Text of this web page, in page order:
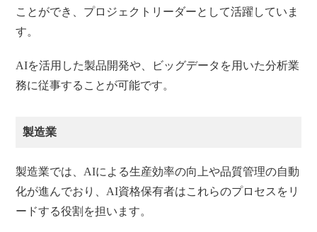
ことができ、プロジェクトリーダーとして活躍していま
す。
AIを活用した製品開発や、ビッグデータを用いた分析業
務に従事することが可能です。
製造業
製造業では、AIによる生産効率の向上や品質管理の自動
化が進んでおり、AI資格保有者はこれらのプロセスをリ
ードする役割を担います。